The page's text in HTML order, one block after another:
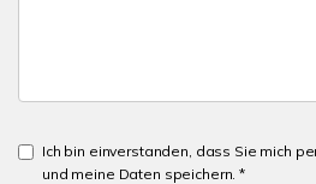
Ich bin einverstanden, dass Sie mich
und meine Daten speichern. *